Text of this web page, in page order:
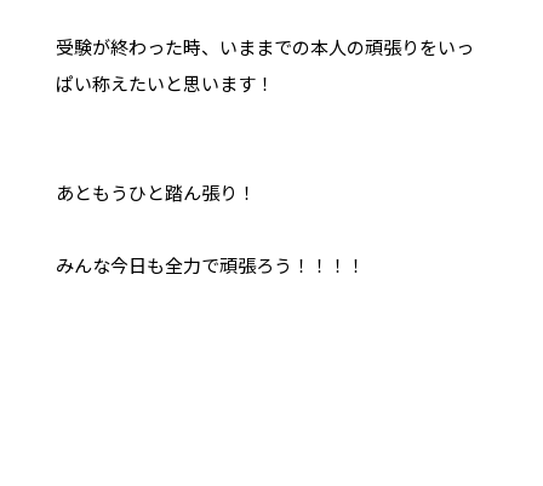
受験が終わった時、いままでの本人の頑張りをいっ
ぱい称えたいと思います！
あともうひと踏ん張り！
みんな今日も全力で頑張ろう！！！！